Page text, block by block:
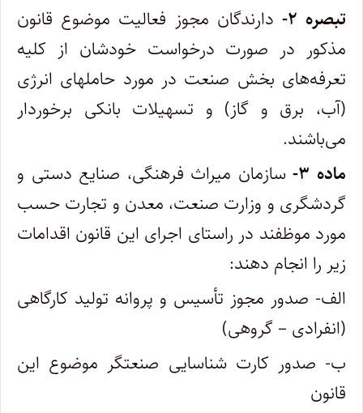
تبصره ۲-
دارندگان مجوز فعالیت موضوع قانون
مذکور در صورت درخواست خودشان از کلیه
تعرفه‌های بخش صنعت در مورد حاملهای انرژی
(آب، برق و گاز) و تسهیلات بانکی برخوردار
می‌باشند.
ماده ۳-
سازمان میراث فرهنگی، صنایع دستی و
گردشگری و وزارت صنعت، معدن و تجارت حسب
مورد موظفند در راستای اجرای این قانون اقدامات
زیر را انجام دهند:
الف- صدور مجوز تأسیس و پروانه تولید کارگاهی
(انفرادی – گروهی)
ب- صدور کارت شناسایی صنعتگر موضوع این
قانون